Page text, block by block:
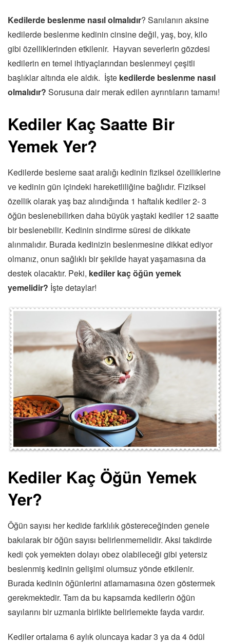
Kedilerde beslenme nasıl olmalıdır? Sanılanın aksine
kedilerde beslenme kedinin cinsine değil, yaş, boy, kilo
gibi özelliklerinden etkilenir. Hayvan severlerin gözdesi
kedilerin en temel ihtiyaçlarından beslenmeyi çeşitli
başlıklar altında ele aldık. İşte kedilerde beslenme nasıl
olmalıdır? Sorusuna dair merak edilen ayrıntıların tamamı!
Kediler Kaç Saatte Bir
Yemek Yer?
Kedilerde besleme saat aralığı kedinin fiziksel özelliklerine
ve kedinin gün içindeki hareketliliğine bağlıdır. Fiziksel
özellik olarak yaş baz alındığında 1 haftalık kediler 2- 3
öğün beslenebilirken daha büyük yaştaki kediler 12 saatte
bir beslenebilir. Kedinin sindirme süresi de dikkate
alınmalıdır. Burada kedinizin beslenmesine dikkat ediyor
olmanız, onun sağlıklı bir şekilde hayat yaşamasına da
destek olacaktır. Peki, kediler kaç öğün yemek
yemelidir? İşte detaylar!
Kediler Kaç Öğün Yemek
Yer?
Öğün sayısı her kedide farklılık göstereceğinden genele
bakılarak bir öğün sayısı belirlenmemelidir. Aksi takdirde
kedi çok yemekten dolayı obez olabileceği gibi yetersiz
beslenmiş kedinin gelişimi olumsuz yönde etkilenir.
Burada kedinin öğünlerini atlamamasına özen göstermek
gerekmektedir. Tam da bu kapsamda kedilerin öğün
sayılarını bir uzmanla birlikte belirlemekte fayda vardır.
Kediler ortalama 6 aylık oluncaya kadar 3 ya da 4 ödül